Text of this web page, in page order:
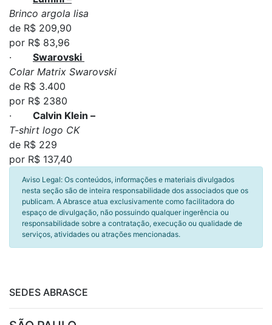
Brinco argola lisa
de R$ 209,90
por R$ 83,96
· Swarovski
Colar Matrix Swarovski
de R$ 3.400
por R$ 2380
· Calvin Klein –
T-shirt logo CK
de R$ 229
por R$ 137,40
Aviso Legal: Os conteúdos, informações e materiais divulgados
nesta seção são de inteira responsabilidade dos associados que os
publicam. A Abrasce atua exclusivamente como facilitadora do
espaço de divulgação, não possuindo qualquer ingerência ou
responsabilidade sobre a contratação, execução ou qualidade de
serviços, atividades ou atrações mencionadas.
SEDES ABRASCE